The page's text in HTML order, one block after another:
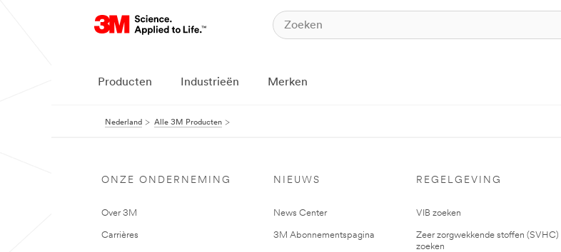
Producten Industrieën Merken
Nederland Alle 3M Producten
ONZE ONDERNEMING
Over 3M
Carrières
NIEUWS
News Center
3M Abonnementspagina
REGELGEVING
VIB zoeken
Zeer zorgwekkende stoffen (SVHC)
zoeken